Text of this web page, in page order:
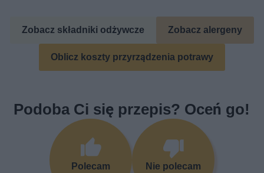
Zobacz składniki odżywcze Zobacz alergeny
Oblicz koszty przyrządzenia potrawy
Podoba Ci się przepis? Oceń go!
Polecam
Nie polecam